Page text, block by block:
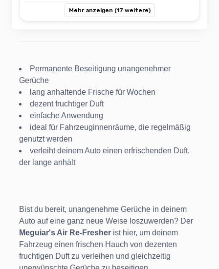
Mehr anzeigen (17 weitere)
Permanente Beseitigung unangenehmer
Gerüche
lang anhaltende Frische für Wochen
dezent fruchtiger Duft
einfache Anwendung
ideal für Fahrzeuginnenräume, die regelmäßig
genutzt werden
verleiht deinem Auto einen erfrischenden Duft,
der lange anhält
Bist du bereit, unangenehme Gerüche in deinem
Auto auf eine ganz neue Weise loszuwerden? Der
Meguiar's Air Re-Fresher ist hier, um deinem
Fahrzeug einen frischen Hauch von dezenten
fruchtigen Duft zu verleihen und gleichzeitig